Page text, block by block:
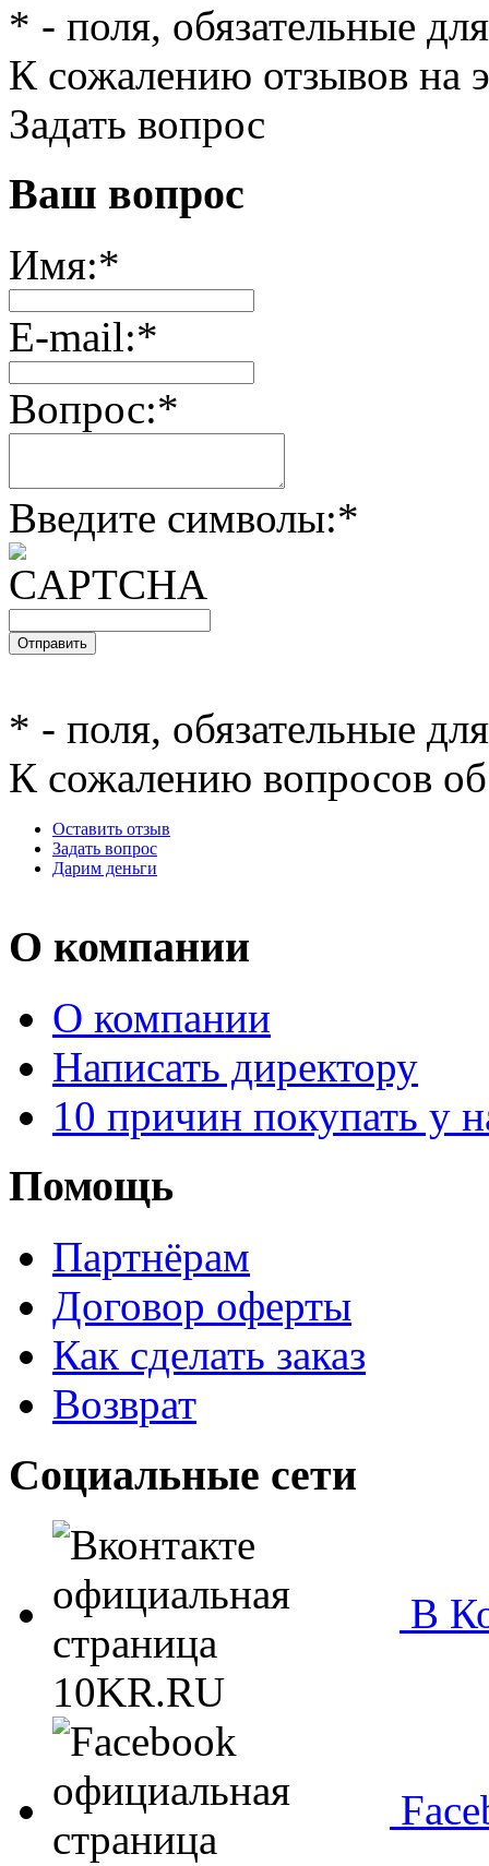
* - поля, обязательные
К сожалению отзывов на
Задать вопрос
Ваш вопрос
Имя:*
E-mail:*
Вопрос:*
Введите символы:*
* - поля, обязательные
К сожалению вопросов об
Оставить отзыв
Задать вопрос
Дарим деньги
О компании
О компании
Написать директору
10 причин покупать у
Помощь
Партнёрам
Договор оферты
Как сделать заказ
Возврат
Социальные сети
В